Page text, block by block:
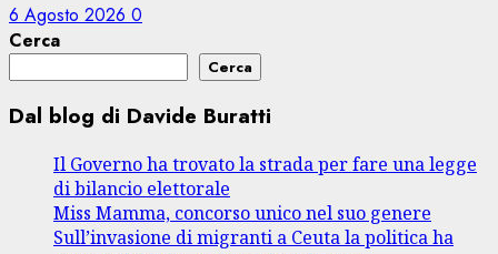
6 Agosto 2026 0
Cerca
Cerca
Dal blog di Davide Buratti
Il Governo ha trovato la strada per fare una legge
di bilancio elettorale
Miss Mamma, concorso unico nel suo genere
Sull’invasione di migranti a Ceuta la politica ha